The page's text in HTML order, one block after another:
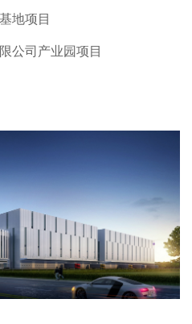
地项目
公司产业园项目